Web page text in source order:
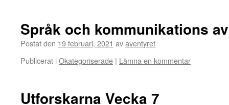
Språk och kommunikations
Postat den 19 februari, 2021 avaventyret
Publicerat iOkategoriserade | Lämna en kommentar
Utforskarna Vecka 7